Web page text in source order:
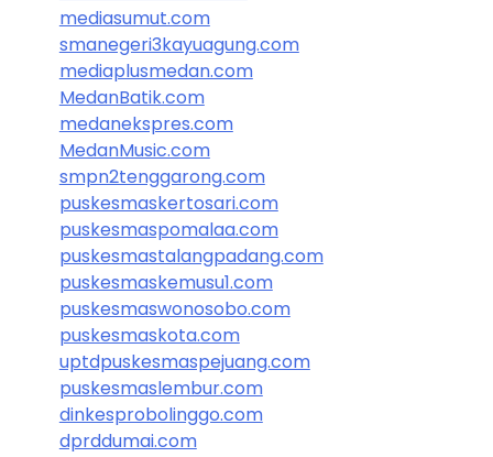
mediasumut.com
smanegeri3kayuagung.com
mediaplusmedan.com
MedanBatik.com
medanekspres.com
MedanMusic.com
smpn2tenggarong.com
puskesmaskertosari.com
puskesmaspomalaa.com
puskesmastalangpadang.com
puskesmaskemusu1.com
puskesmaswonosobo.com
puskesmaskota.com
uptdpuskesmaspejuang.com
puskesmaslembur.com
dinkesprobolinggo.com
dprddumai.com